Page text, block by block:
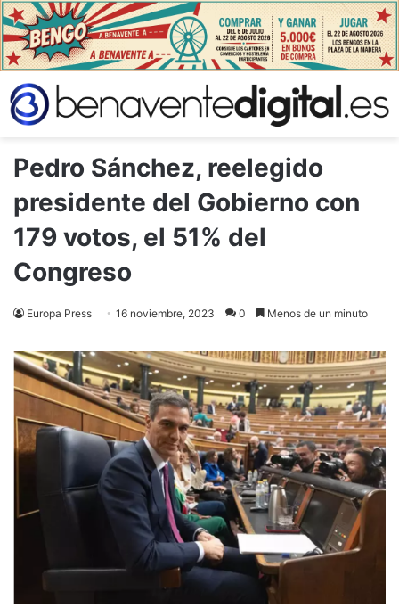
Pedro Sánchez, reelegido
presidente del Gobierno con
179 votos, el 51% del
Congreso
Europa Press 16 noviembre, 2023 0 Menos de un minuto